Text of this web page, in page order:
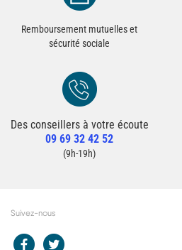
Remboursement mutuelles et
sécurité sociale
Redirection vers la page Contact du site
Des conseillers à votre écoute
09 69 32 42 52
Contacter un conseiller
(9h-19h)
Suivez-nous
Redirection vers le compte Facebook E.Leclerc